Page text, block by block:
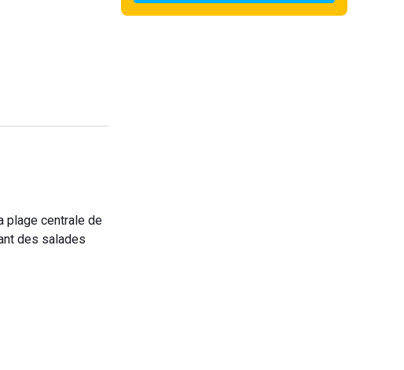
plage centrale de
des salades